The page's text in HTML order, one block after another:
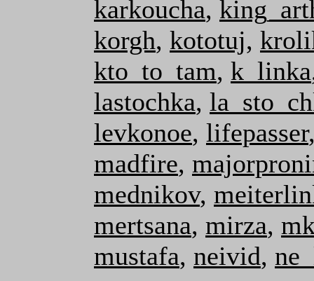
karkoucha,
korgh, kototuj,
kto_to_tam, k_linka
lastochka,
levkonoe, lifepasser
madfire,
mednikov,
mertsana, mirza,
mustafa, neivid,